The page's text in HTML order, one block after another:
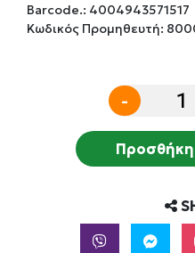
Barcode.: 4004943571517
Κωδικός Προμηθευτή:
-